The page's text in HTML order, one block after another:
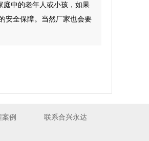
庭中的老年人或小孩，如果
安全保障。当然厂家也会要
例 联系合兴永达